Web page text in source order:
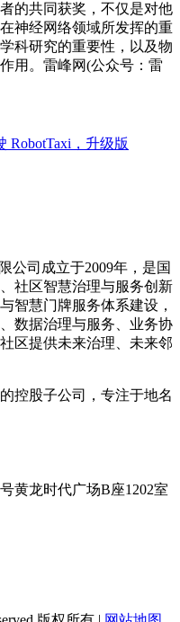
的共同获奖，不仅是对他
神经网络领域所发挥的重
科研究的重要性，以及物
用。雷峰网(公众号：雷
RobotTaxi，升级版
公司成立于2009年，是国
社区智慧治理与服务创新
智慧门牌服务体系建设，
数据治理与服务、业务协
区提供未来治理、未来邻
控股子公司，专注于地名
黄龙时代广场B座1202室